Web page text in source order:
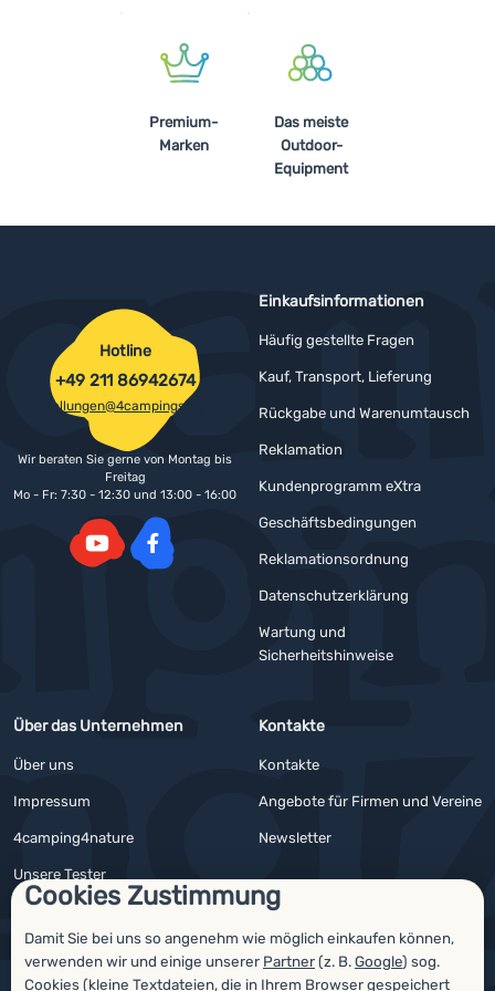
Cookies Zustimmung
Damit Sie bei uns so angenehm wie möglich einkaufen können,
verwenden wir und einige unserer Partner(z. B.Google) sog.
Cookies (kleine Textdateien, die in Ihrem Browser gespeichert
Premium-
Marken
Das meiste
Outdoor-
Equipment
Einkaufsinformationen
Häufig gestellte Fragen
Kauf, Transport, Lieferung
Rückgabe und Warenumtausch
Reklamation
Kundenprogramm eXtra
Geschäftsbedingungen
Reklamationsordnung
Datenschutzerklärung
Wartung und
Sicherheitshinweise
Über das Unternehmen
Über uns
Impressum
4camping4nature
Unsere Tester
Kontakte
Kontakte
Angebote für Firmen und Vereine
Newsletter
Hotline
+49 211 86942674
bestellungen@4campingshop.de
Wir beraten Sie gerne von Montag bis
Freitag
Mo - Fr: 7:30 - 12:30 und 13:00 - 16:00
Auszeichnungen